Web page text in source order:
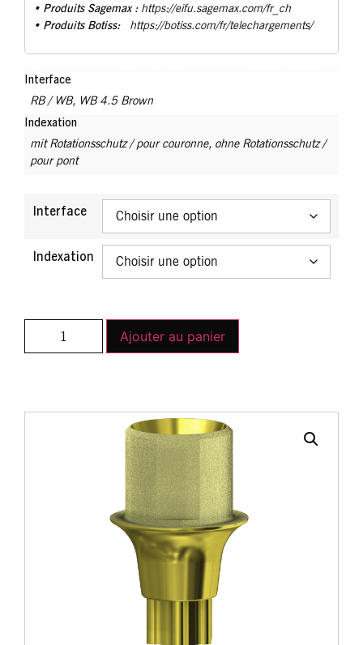
• Produits Sagemax : https://eifu.sagemax.com/fr_ch
• Produits Botiss: https://botiss.com/fr/telechargements/
Interface
RB / WB, WB 4.5 Brown
Indexation
mit Rotationsschutz / pour couronne, ohne Rotationsschutz /
pour pont
Interface
Indexation
Ajouter au panier